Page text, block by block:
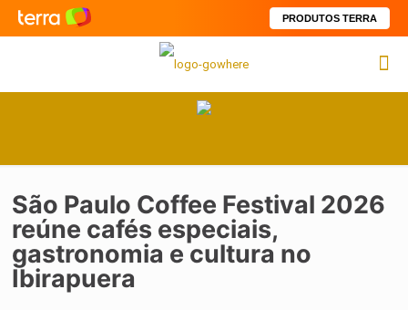
PRODUTOS TERRA
São Paulo Coffee Festival 2026
reúne cafés especiais,
gastronomia e cultura no
Ibirapuera